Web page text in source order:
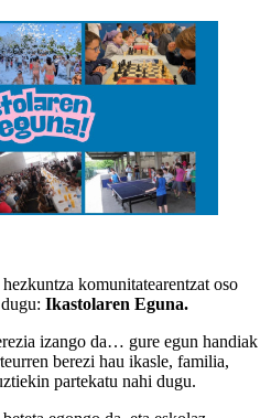
hezkuntza komunitatearentzat oso
Ikastolaren Eguna.
izango da… gure egun handiak
berezi hau ikasle, familia,
partekatu nahi dugu.